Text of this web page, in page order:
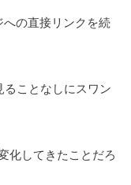
の直接リンクを続
ることなしにスワン
化してきたことだろ